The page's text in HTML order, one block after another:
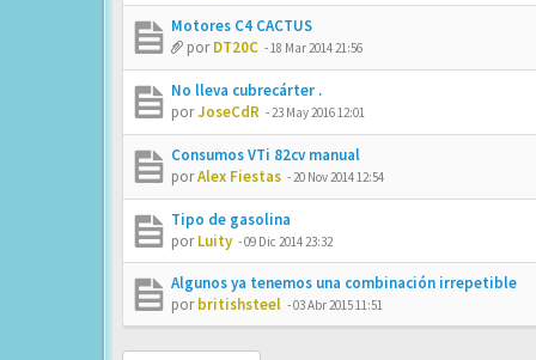
Motores C4 CACTUS
porDT20C -18 Mar 2014 21:56
No lleva cubrecárter .
porJoseCdR -23 May 2016 12:01
Consumos VTi 82cv manual
porAlex Fiestas -20 Nov 2014 12:54
Tipo de gasolina
porLuity -09 Dic 2014 23:32
Algunos ya tenemos una combinación irrepetible
porbritishsteel -03 Abr 2015 11:51